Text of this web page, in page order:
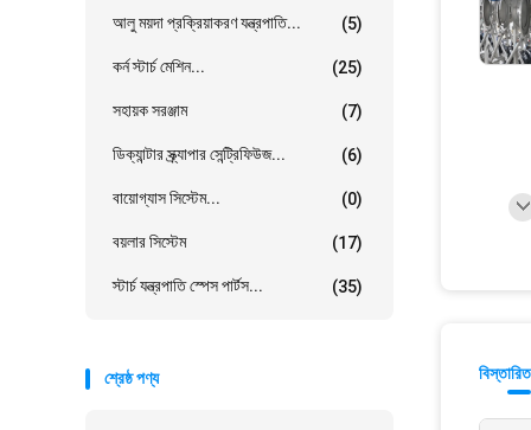
আলু ময়দা প্রক্রিয়াকরণ যন্ত্রপাতি... (5)
কর্ন স্টার্চ মেশিন... (25)
সহায়ক সরঞ্জাম (7)
ডিক্যান্টার স্ক্র্যাপার সেন্ট্রিফিউজ... (6)
বায়োগ্যাস সিস্টেম... (0)
বয়লার সিস্টেম (17)
স্টার্চ যন্ত্রপাতি স্পেস পার্টস... (35)
শ্রেষ্ঠ পণ্য